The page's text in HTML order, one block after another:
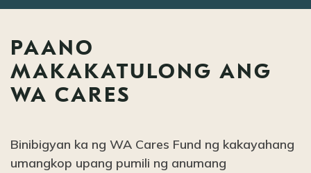
PAANO
MAKAKATULONG ANG
WA CARES
Binibigyan ka ng WA Cares Fund ng kakayahang
umangkop upang pumili ng anumang